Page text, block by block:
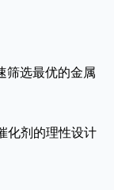
筛选最优的金属
化剂的理性设计